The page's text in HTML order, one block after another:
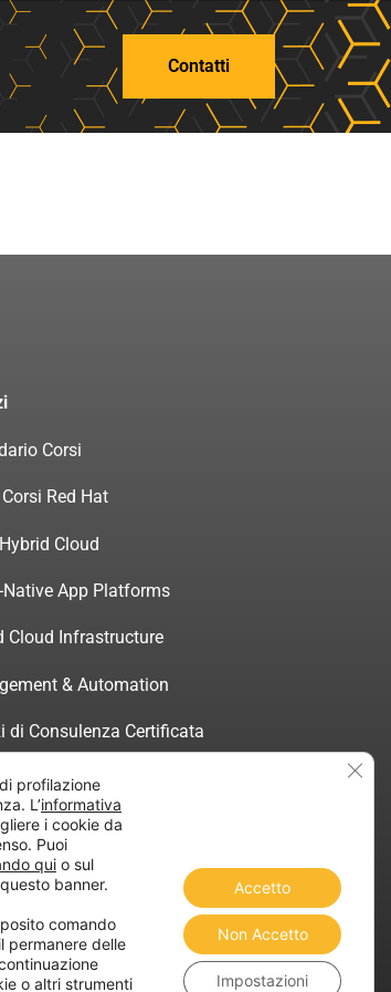
Contatti
Corsi
Red Hat
Cloud
Native App Platforms
Cloud Infrastructure
& Automation
di Consulenza Certificata
profilazione
L’informativa
i cookie da
Puoi
qui o sul
banner.
comando
permanere delle
o altri strumenti
Accetto
Non Accetto
Impostazioni